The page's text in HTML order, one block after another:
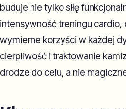
buduje nie tylko siłę
intensywność treningu cardio,
wymierne korzyści w każdej
cierpliwość i traktowanie
drodze do celu, a nie